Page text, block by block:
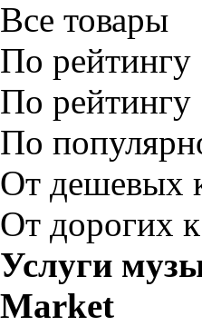
Все товары
По рейтингу
По рейтингу
По
От дешевых
От дорогих
Услуги
Market